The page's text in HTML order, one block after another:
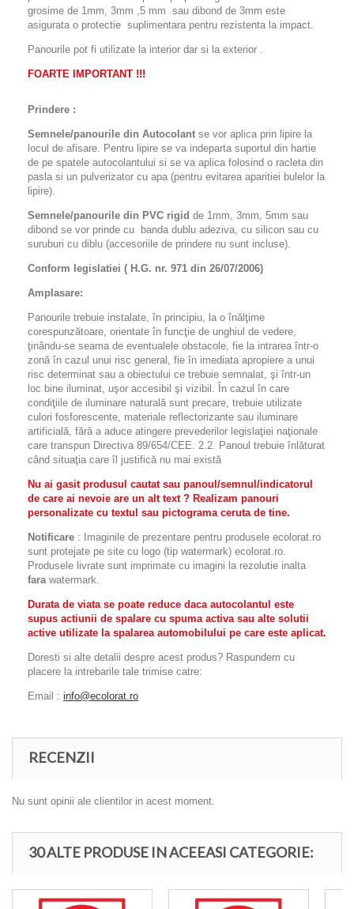
grosime de 1mm, 3mm ,5 mm sau dibond de 3mm este
asigurata o protectie suplimentara pentru rezistenta la impact.
Panourile pot fi utilizate la interior dar si la exterior .
FOARTE IMPORTANT !!!
Prindere :
Semnele/panourile din Autocolant se vor aplica prin lipire la
locul de afisare. Pentru lipire se va indeparta suportul din hartie
de pe spatele autocolantului si se va aplica folosind o racleta din
pasla si un pulverizator cu apa (pentru evitarea aparitiei bulelor la
lipire).
Semnele/panourile din PVC rigid de 1mm, 3mm, 5mm sau
dibond se vor prinde cu banda dublu adeziva, cu silicon sau cu
suruburi cu diblu (accesoriile de prindere nu sunt incluse).
Conform legislatiei ( H.G. nr. 971 din 26/07/2006)
Amplasare:
Panourile trebuie instalate, în principiu, la o înălţime
corespunzătoare, orientate în funcţie de unghiul de vedere,
ţinându-se seama de eventualele obstacole, fie la intrarea într-o
zonă în cazul unui risc general, fie în imediata apropiere a unui
risc determinat sau a obiectului ce trebuie semnalat, şi într-un
loc bine iluminat, uşor accesibil şi vizibil. În cazul în care
condiţiile de iluminare naturală sunt precare, trebuie utilizate
culori fosforescente, materiale reflectorizante sau iluminare
artificială, fără a aduce atingere prevederilor legislaţiei naţionale
care transpun Directiva 89/654/CEE. 2.2. Panoul trebuie înlăturat
când situaţia care îl justifică nu mai există
Nu ai gasit produsul cautat sau panoul/semnul/indicatorul
de care ai nevoie are un alt text ? Realizam panouri
personalizate cu textul sau pictograma ceruta de tine.
Notificare : Imaginile de prezentare pentru produsele ecolorat.ro
sunt protejate pe site cu logo (tip watermark) ecolorat.ro.
Produsele livrate sunt imprimate cu imagini la rezolutie inalta
fara watermark.
Durata de viata se poate reduce daca autocolantul este
supus actiunii de spalare cu spuma activa sau alte solutii
active utilizate la spalarea automobilului pe care este aplicat.
Doresti si alte detalii despre acest produs? Raspundem cu
placere la intrebarile tale trimise catre:
Email : info@ecolorat.ro
RECENZII
Nu sunt opinii ale clientilor in acest moment.
30 ALTE PRODUSE IN ACEEASI CATEGORIE: